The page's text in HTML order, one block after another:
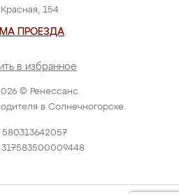
© Ренессанс.
в Солнечногорске.
Красная, 154
ПРОЕЗДА
в избранное